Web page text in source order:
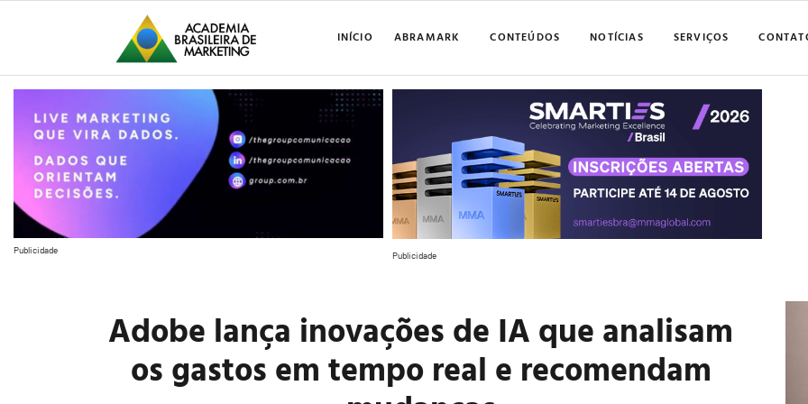
INÍCIO ABRAMARK CONTEÚDOS NOTÍCIAS SERVIÇOS
Publicidade Publicidade
Adobe lança inovações de IA que analisam
os gastos em tempo real e recomendam